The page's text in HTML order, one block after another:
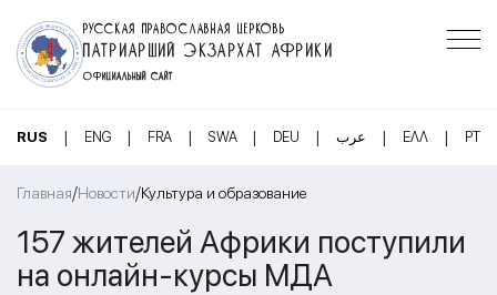
РУССКАЯ ПРАВОСЛАВНАЯ ЦЕРКОВЬ
ПАТРИАРШИЙ ЭКЗАРХАТ АФРИКИ
ОФИЦИАЛЬНЫЙ САЙТ
RUS | ENG | FRA | SWA | DEU | عرب | ΕΛΛ | PT
Главная/Новости/Культура и образование
157 жителей Африки поступили
на онлайн-курсы МДА